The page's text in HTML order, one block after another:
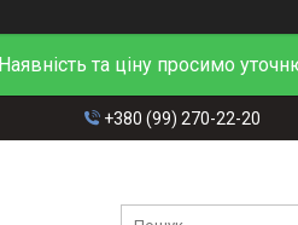
Наявність та ціну просимо
+380 (99) 270-22-20